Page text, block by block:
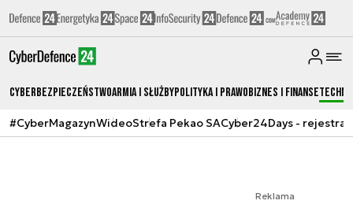
CyberbezpieczeństwoArmia i SłużbyPolityka i prawoBiznes i Finanse
#CyberMagazynWideoStrefa Pekao SACyber24Days -
Reklama